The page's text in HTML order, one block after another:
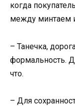
когда
между минтаем
– Танечка,
формальность.
что.
– Для